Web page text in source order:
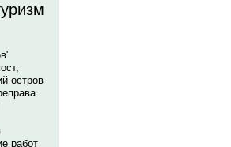
остров
работ